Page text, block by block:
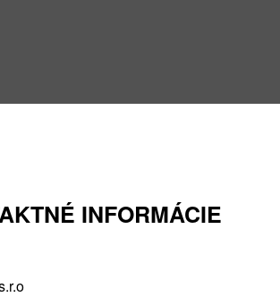
INFORMÁCIE